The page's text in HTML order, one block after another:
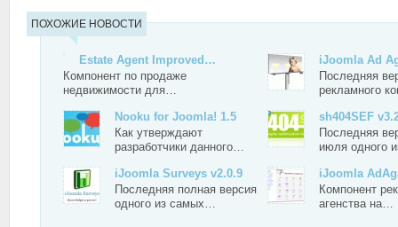
ПОХОЖИЕ НОВОСТИ
Estate Agent Improved…
Компонент по продаже
недвижимости для…
iJoomla Ad
Последняя
рекламного
Nooku for Joomla! 1.5
Как утверждают
разработчики данного…
sh404SEF
Последняя
июля одного
iJoomla Surveys v2.0.9
Последняя полная версия
одного из самых…
iJoomla
Компонент
агенства на…